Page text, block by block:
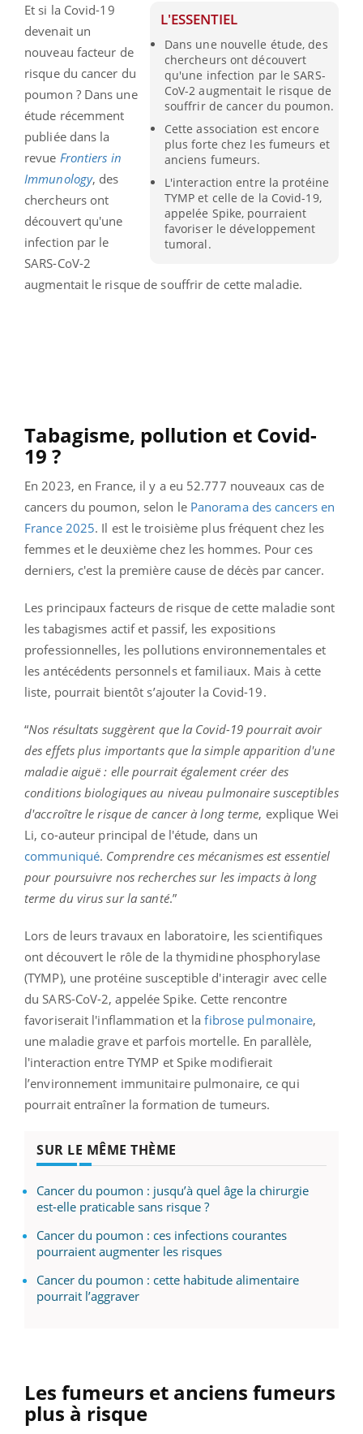
L'ESSENTIEL
Dans une nouvelle étude, des
chercheurs ont découvert
qu'une infection par le SARS-
CoV-2 augmentait le risque de
souffrir de cancer du poumon.
Cette association est encore
plus forte chez les fumeurs et
anciens fumeurs.
L'interaction entre la protéine
TYMP et celle de la Covid-19,
appelée Spike, pourraient
favoriser le développement
tumoral.
Et si la Covid-19
devenait un
nouveau facteur de
risque du cancer du
poumon ? Dans une
étude récemment
publiée dans la
revue Frontiers in
Immunology, des
chercheurs ont
découvert qu'une
infection par le
SARS-CoV-2
augmentait le risque de souffrir de cette maladie.
Tabagisme, pollution et Covid-
19 ?
En 2023, en France, il y a eu 52.777 nouveaux cas de
cancers du poumon, selon le Panorama des cancers en
France 2025. Il est le troisième plus fréquent chez les
femmes et le deuxième chez les hommes. Pour ces
derniers, c'est la première cause de décès par cancer.
Les principaux facteurs de risque de cette maladie sont
les tabagismes actif et passif, les expositions
professionnelles, les pollutions environnementales et
les antécédents personnels et familiaux. Mais à cette
liste, pourrait bientôt s’ajouter la Covid-19.
“Nos résultats suggèrent que la Covid-19 pourrait avoir
des effets plus importants que la simple apparition d'une
maladie aiguë : elle pourrait également créer des
conditions biologiques au niveau pulmonaire susceptibles
d'accroître le risque de cancer à long terme, explique Wei
Li, co-auteur principal de l'étude, dans un
communiqué. Comprendre ces mécanismes est essentiel
pour poursuivre nos recherches sur les impacts à long
terme du virus sur la santé.”
Lors de leurs travaux en laboratoire, les scientifiques
ont découvert le rôle de la thymidine phosphorylase
(TYMP), une protéine susceptible d'interagir avec celle
du SARS-CoV-2, appelée Spike. Cette rencontre
favoriserait l'inflammation et lafibrose pulmonaire,
une maladie grave et parfois mortelle. En parallèle,
l'interaction entre TYMP et Spike modifierait
l’environnement immunitaire pulmonaire, ce qui
pourrait entraîner la formation de tumeurs.
SUR LE MÊME THÈME
Cancer du poumon : jusqu’à quel âge la chirurgie
est-elle praticable sans risque ?
Cancer du poumon : ces infections courantes
pourraient augmenter les risques
Cancer du poumon : cette habitude alimentaire
pourrait l’aggraver
Les fumeurs et anciens fumeurs
plus à risque